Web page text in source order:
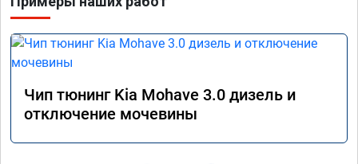
Чип тюнинг Kia Mohave 3.0 дизель и
отключение мочевины